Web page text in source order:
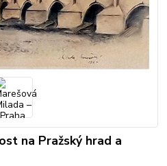
na Pražský hrad a